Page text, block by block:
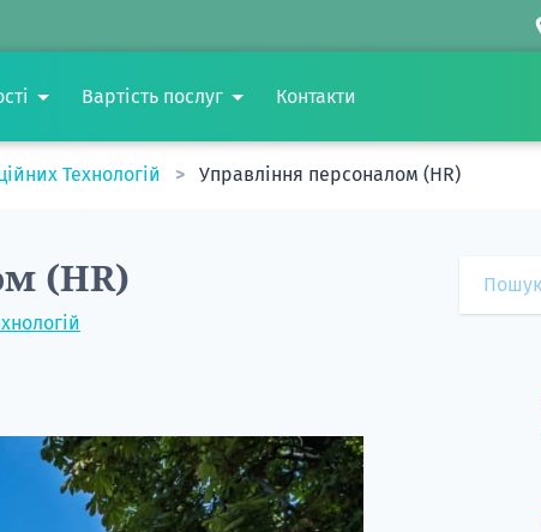
Вартість послуг Контакти
Технологій Управління персоналом (HR)
(HR)